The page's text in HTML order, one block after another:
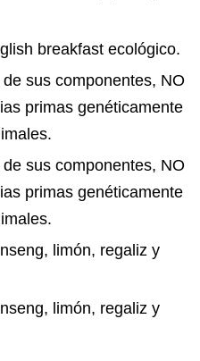
breakfast ecológico.
sus componentes, NO
primas genéticamente
sus componentes, NO
primas genéticamente
limón, regaliz y
limón, regaliz y